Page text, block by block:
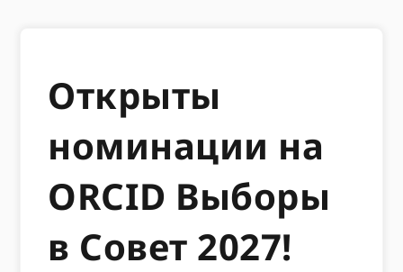
Открыты
номинации на
ORCID Выборы
в Совет 2027!